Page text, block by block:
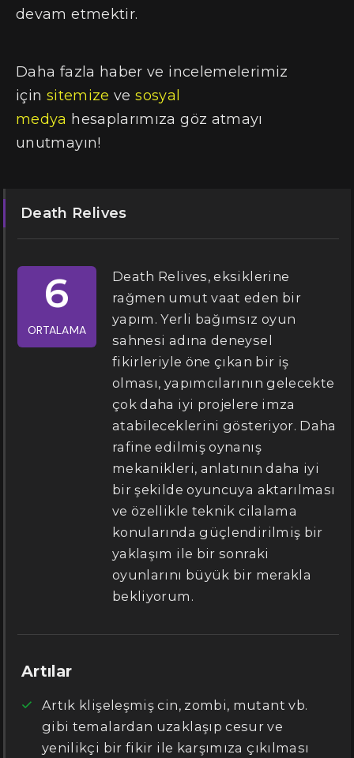
devam etmektir.
Daha fazla haber ve incelemelerimiz
için sitemize vesosyal
medya hesaplarımıza göz atmayı
unutmayın!
Death Relives
6
ORTALAMA
Death Relives, eksiklerine
rağmen umut vaat eden bir
yapım. Yerli bağımsız oyun
sahnesi adına deneysel
fikirleriyle öne çıkan bir iş
olması, yapımcılarının gelecekte
çok daha iyi projelere imza
atabileceklerini gösteriyor. Daha
rafine edilmiş oynanış
mekanikleri, anlatının daha iyi
bir şekilde oyuncuya aktarılması
ve özellikle teknik cilalama
konularında güçlendirilmiş bir
yaklaşım ile bir sonraki
oyunlarını büyük bir merakla
bekliyorum.
Artılar
Artık klişeleşmiş cin, zombi, mutant vb.
gibi temalardan uzaklaşıp cesur ve
yenilikçi bir fikir ile karşımıza çıkılması